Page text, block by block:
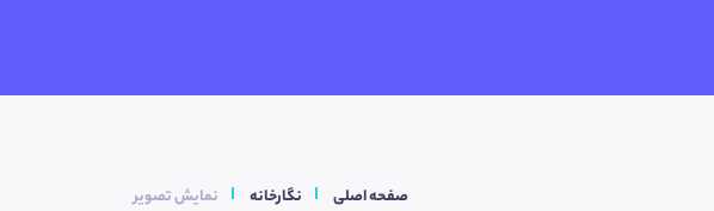
صفحه اصلی نگارخانه نمایش تصویر